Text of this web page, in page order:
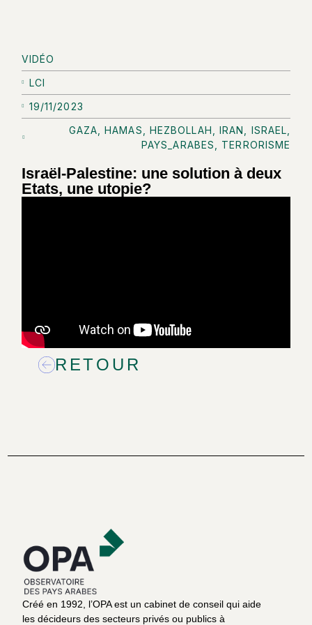
VIDÉO
LCI
19/11/2023
GAZA ,HAMAS HEZBOLLAH IRAN ISRAEL
PAYS_ARABES
TERRORISME
Israël-Palestine: une solution à deux
Etats, une utopie?
RETOUR
Créé en 1992, l’OPA est un cabinet de conseil qui aide
les décideurs des secteurs privés ou publics à